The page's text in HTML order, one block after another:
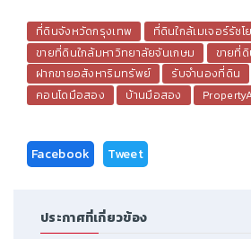
ที่ดินจังหวัดกรุงเทพ ที่ดินใกล้เมเจอร์รัชโ
ขายที่ดินใกล้มหาวิทยาลัยจันเกษม
ขายที่
ฝากขายอสังหาริมทรัพย์
รับจำนองที่ดิน
คอนโดมือสอง
บ้านมือสอง
Facebook Tweet
ประกาศที่เกี่ยวข้อง